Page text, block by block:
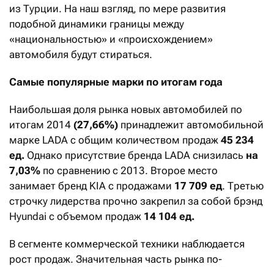
из Турции. На наш взгляд, по мере развития
подобной динамики границы между
«национальностью» и «происхождением»
автомобиля будут стираться.
Самые популярные марки по итогам года
Наибольшая доля рынка новых автомобилей по
итогам 2014 (27,66%) принадлежит автомобильной
марке LADA с общим количеством продаж 45 234
ед. Однако присутствие бренда LADA снизилась на
7,03% по сравнению с 2013. Второе место
занимает бренд KIA с продажами 17 709 ед. Третью
строчку лидерства прочно закрепил за собой брэнд
Hyundai с объемом продаж 14 104 ед.
В сегменте коммерческой техники наблюдается
рост продаж. Значительная часть рынка по-